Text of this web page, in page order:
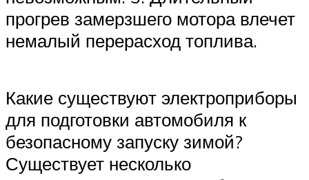
прогрев замерзшего мотора влечет
немалый перерасход топлива.
Какие существуют электроприборы
для подготовки автомобиля к
безопасному запуску зимой?
Существует несколько